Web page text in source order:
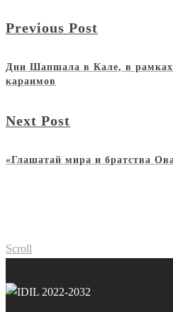
Previous Post
Дни Шапшала в Кале, в
караимов
Next Post
«Глашатай мира и братства
Scroll